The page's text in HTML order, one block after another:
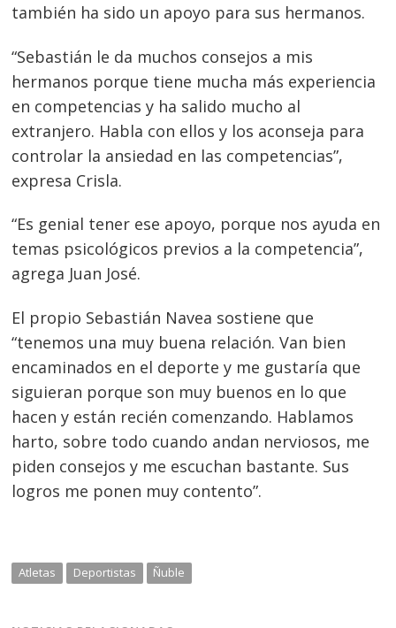
también ha sido un apoyo para sus hermanos.
“Sebastián le da muchos consejos a mis
hermanos porque tiene mucha más experiencia
en competencias y ha salido mucho al
extranjero. Habla con ellos y los aconseja para
controlar la ansiedad en las competencias”,
expresa Crisla.
“Es genial tener ese apoyo, porque nos ayuda en
temas psicológicos previos a la competencia”,
agrega Juan José.
El propio Sebastián Navea sostiene que
“tenemos una muy buena relación. Van bien
encaminados en el deporte y me gustaría que
siguieran porque son muy buenos en lo que
hacen y están recién comenzando. Hablamos
harto, sobre todo cuando andan nerviosos, me
piden consejos y me escuchan bastante. Sus
logros me ponen muy contento”.
Atletas Deportistas Ñuble